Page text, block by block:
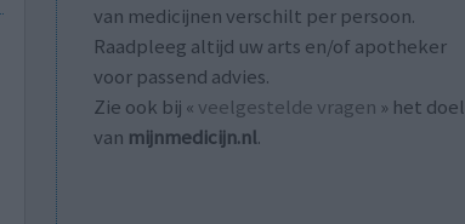
van medicijnen verschilt per persoon.
Raadpleeg altijd uw arts en/of apotheker
voor passend advies.
Zie ook bij « veelgestelde vragen » het doel
van mijnmedicijn.nl.